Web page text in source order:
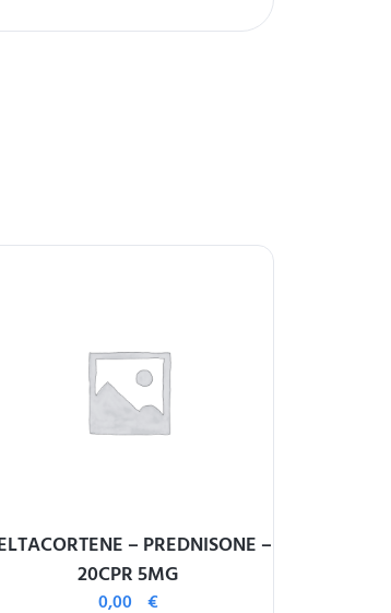
– PREDNISONE –
20CPR 5MG
0,00 €